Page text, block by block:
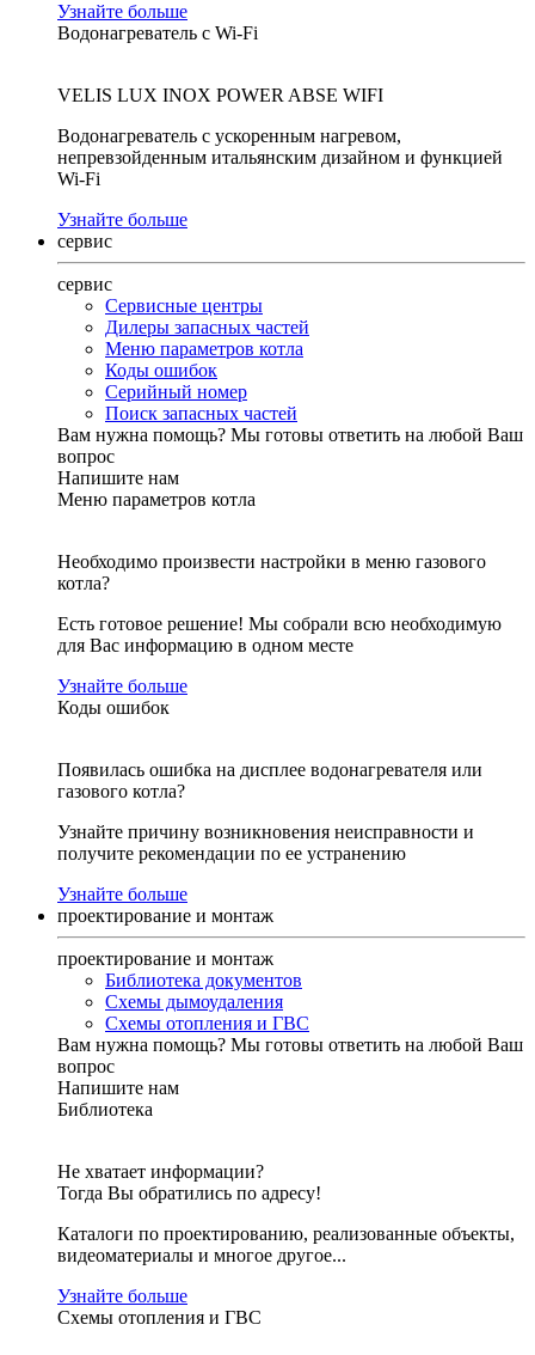
Узнайте больше
Водонагреватель с Wi-Fi
VELIS LUX INOX POWER ABSE WIFI
Водонагреватель с ускоренным нагревом,
непревзойденным итальянским дизайном и функцией
Wi-Fi
Узнайте больше
сервис
сервис
Сервисные центры
Дилеры запасных частей
Меню параметров котла
Коды ошибок
Серийный номер
Поиск запасных частей
Вам нужна помощь? Мы готовы ответить на любой Ваш
вопрос
Напишите нам
Меню параметров котла
Необходимо произвести настройки в меню газового
котла?
Есть готовое решение! Мы собрали всю необходимую
для Вас информацию в одном месте
Узнайте больше
Коды ошибок
Появилась ошибка на дисплее водонагревателя или
газового котла?
Узнайте причину возникновения неисправности и
получите рекомендации по ее устранению
Узнайте больше
проектирование и монтаж
проектирование и монтаж
Библиотека документов
Схемы дымоудаления
Схемы отопления и ГВС
Вам нужна помощь? Мы готовы ответить на любой Ваш
вопрос
Напишите нам
Библиотека
Не хватает информации?
Тогда Вы обратились по адресу!
Каталоги по проектированию, реализованные объекты,
видеоматериалы и многое другое...
Узнайте больше
Схемы отопления и ГВС